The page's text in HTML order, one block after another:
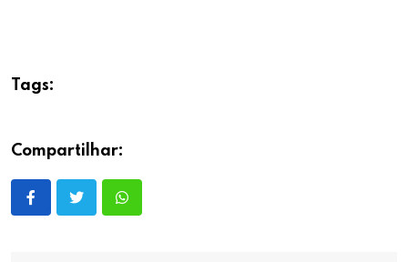
Tags:
Compartilhar: